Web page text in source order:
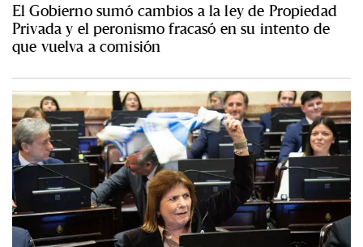
El Gobierno sumó cambios a la ley de Propiedad
Privada y el peronismo fracasó en su intento de
que vuelva a comisión